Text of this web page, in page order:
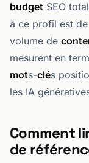
budget SEO
à ce profil est
volume de
mesurent en
mots-clés
les IA
Comment
de